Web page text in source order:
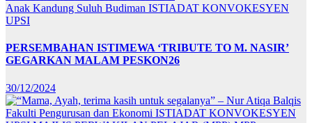
Anak Kandung Suluh Budiman ISTIADAT KONVOKESYEN
UPSI
PERSEMBAHAN ISTIMEWA ‘TRIBUTE TO M. NASIR’
GEGARKAN MALAM PESKON26
30/12/2024
Fakulti Pengurusan dan Ekonomi ISTIADAT KONVOKESYEN